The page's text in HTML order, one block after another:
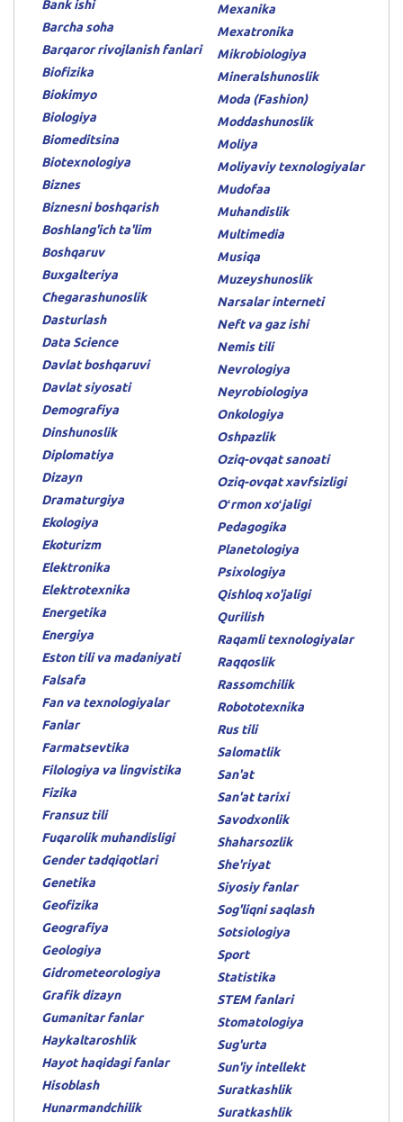
Bank ishi
Barcha soha
Barqaror rivojlanish fanlari
Biofizika
Biokimyo
Biologiya
Biomeditsina
Biotexnologiya
Biznes
Biznesni boshqarish
Boshlang'ich ta'lim
Boshqaruv
Buxgalteriya
Chegarashunoslik
Dasturlash
Data Science
Davlat boshqaruvi
Davlat siyosati
Demografiya
Dinshunoslik
Diplomatiya
Dizayn
Dramaturgiya
Ekologiya
Ekoturizm
Elektronika
Elektrotexnika
Energetika
Energiya
Eston tili va madaniyati
Falsafa
Fan va texnologiyalar
Fanlar
Farmatsevtika
Filologiya va lingvistika
Fizika
Fransuz tili
Fuqarolik muhandisligi
Gender tadqiqotlari
Genetika
Geofizika
Geografiya
Geologiya
Gidrometeorologiya
Grafik dizayn
Gumanitar fanlar
Haykaltaroshlik
Hayot haqidagi fanlar
Hisoblash
Hunarmandchilik
Mexanika
Mexatronika
Mikrobiologiya
Mineralshunoslik
Moda (Fashion)
Moddashunoslik
Moliya
Moliyaviy texnologiyalar
Mudofaa
Muhandislik
Multimedia
Musiqa
Muzeyshunoslik
Narsalar interneti
Neft va gaz ishi
Nemis tili
Nevrologiya
Neyrobiologiya
Onkologiya
Oshpazlik
Oziq-ovqat sanoati
Oziq-ovqat xavfsizligi
Oʻrmon xoʻjaligi
Pedagogika
Planetologiya
Psixologiya
Qishloq xo'jaligi
Qurilish
Raqamli texnologiyalar
Raqqoslik
Rassomchilik
Robototexnika
Rus tili
Salomatlik
San'at
San'at tarixi
Savodxonlik
Shaharsozlik
She'riyat
Siyosiy fanlar
Sog'liqni saqlash
Sotsiologiya
Sport
Statistika
STEM fanlari
Stomatologiya
Sug'urta
Sun'iy intellekt
Suratkashlik
Suratkashlik